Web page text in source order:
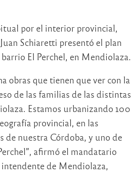
por el interior provincial,
Schiaretti presentó el plan
El Perchel, en Mendiolaza.
obras que tienen que ver con la
de las familias de las distintas
Estamos urbanizando 100
provincial, en las
de nuestra Córdoba, y uno de
afirmó el mandatario
de Mendiolaza,